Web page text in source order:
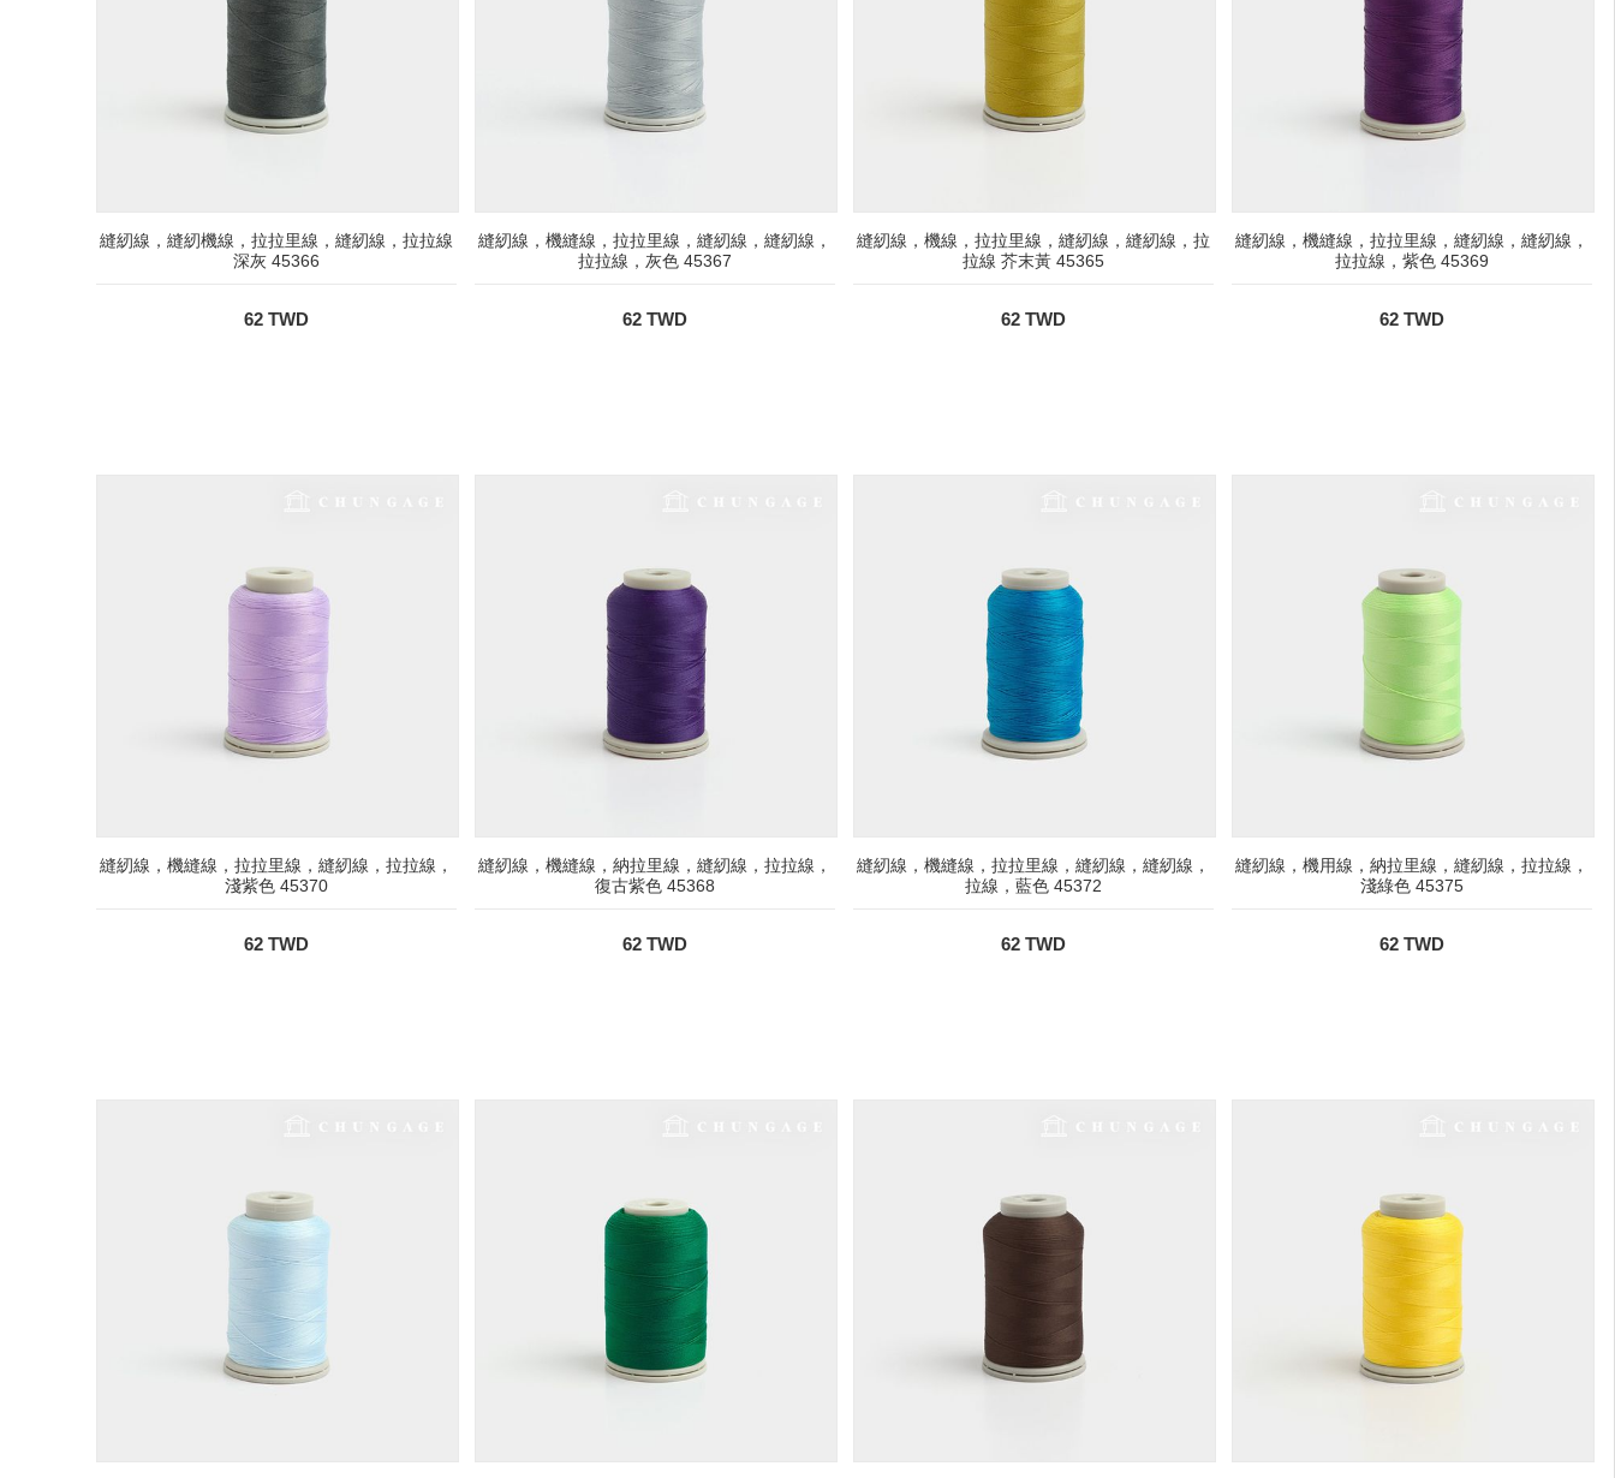
縫紉線，縫紉機線，拉拉里線，縫紉線，拉拉線
深灰 45366
62 TWD
縫紉線，機縫線，拉拉里線，縫紉線，縫紉線，
拉拉線，灰色 45367
62 TWD
縫紉線，機線，拉拉里線，縫紉線，縫紉線，拉
拉線 芥末黃 45365
62 TWD
縫紉線，機縫線，拉拉里線，縫紉線，縫紉線，
拉拉線，紫色 45369
62 TWD
縫紉線，機縫線，拉拉里線，縫紉線，拉拉線，
淺紫色 45370
62 TWD
縫紉線，機縫線，納拉里線，縫紉線，拉拉線，
復古紫色 45368
62 TWD
縫紉線，機縫線，拉拉里線，縫紉線，縫紉線，
拉線，藍色 45372
62 TWD
縫紉線，機用線，納拉里線，縫紉線，拉拉線，
淺綠色 45375
62 TWD